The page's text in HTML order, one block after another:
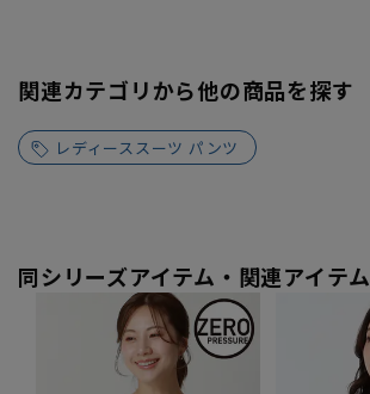
関連カテゴリから他の商品を探す
レディーススーツ パンツ
同シリーズアイテム・関連アイテム